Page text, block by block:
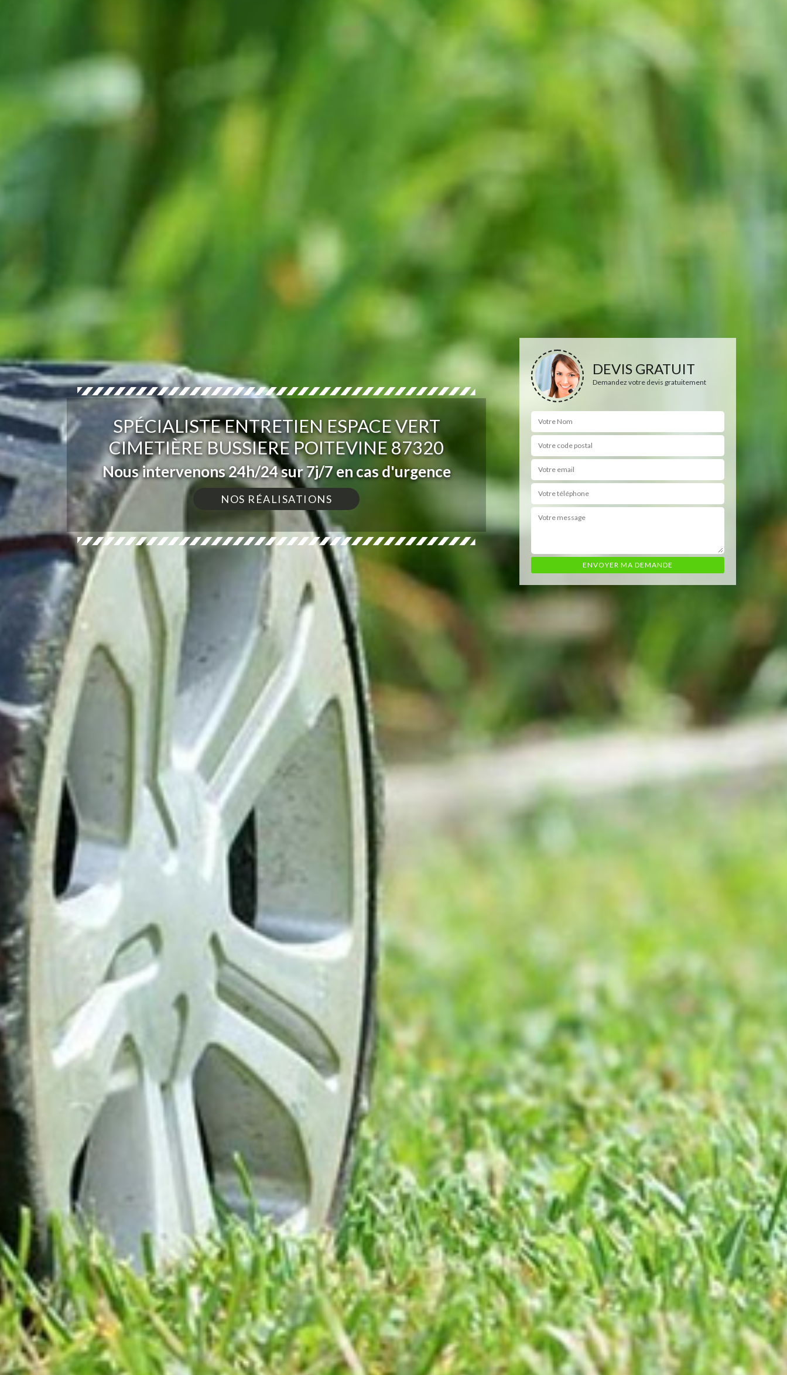
SPÉCIALISTE ENTRETIEN ESPACE VERT
CIMETIÈRE BUSSIERE POITEVINE 87320
Nous intervenons 24h/24 sur 7j/7 en cas d'urgence
NOS RÉALISATIONS
DEVIS GRATUIT
Demandez votre devis gratuitement